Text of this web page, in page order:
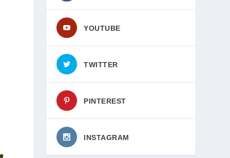
YOUTUBE
TWITTER
PINTEREST
INSTAGRAM